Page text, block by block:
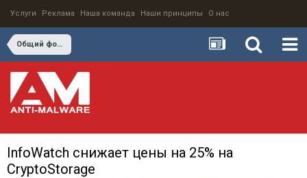
Услуги Реклама Наша команда Наши принципы О нас
Общий форум по информационной безопасности
InfoWatch снижает цены на 25% на
CryptoStorage